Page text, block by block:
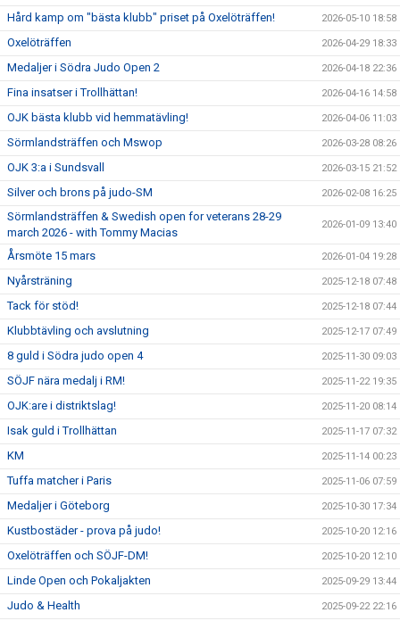
Hård kamp om "bästa klubb" priset på Oxelöträffen! 2026-05-10 18:58
Oxelöträffen 2026-04-29 18:33
Medaljer i Södra Judo Open 2 2026-04-18 22:36
Fina insatser i Trollhättan! 2026-04-16 14:58
OJK bästa klubb vid hemmatävling! 2026-04-06 11:03
Sörmlandsträffen och Mswop 2026-03-28 08:26
OJK 3:a i Sundsvall 2026-03-15 21:52
Silver och brons på judo-SM 2026-02-08 16:25
Sörmlandsträffen & Swedish open for veterans 28-29
march 2026 - with Tommy Macias
2026-01-09 13:40
Årsmöte 15 mars 2026-01-04 19:28
Nyårsträning 2025-12-18 07:48
Tack för stöd! 2025-12-18 07:44
Klubbtävling och avslutning 2025-12-17 07:49
8 guld i Södra judo open 4 2025-11-30 09:03
SÖJF nära medalj i RM! 2025-11-22 19:35
OJK:are i distriktslag! 2025-11-20 08:14
Isak guld i Trollhättan 2025-11-17 07:32
KM 2025-11-14 00:23
Tuffa matcher i Paris 2025-11-06 07:59
Medaljer i Göteborg 2025-10-30 17:34
Kustbostäder - prova på judo! 2025-10-20 12:16
Oxelöträffen och SÖJF-DM! 2025-10-20 12:10
Linde Open och Pokaljakten 2025-09-29 13:44
Judo & Health 2025-09-22 22:16